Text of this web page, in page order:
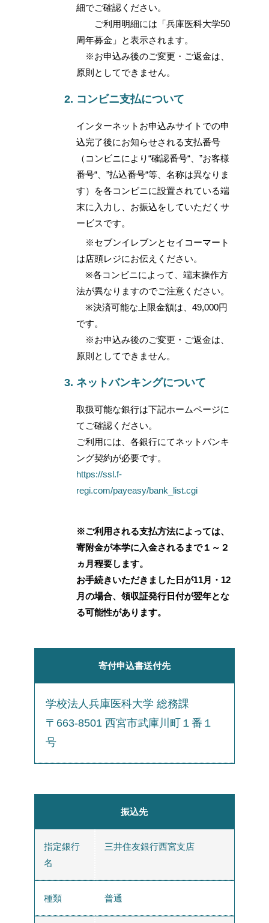
細でご確認ください。
ご利用明細には「兵庫医科大学50
周年募金」と表示されます。
※お申込み後のご変更・ご返金は、
原則としてできません。
コンビニ支払について
インターネットお申込みサイトでの申
込完了後にお知らせされる支払番号
（コンビニにより“確認番号“、”お客様
番号“、”払込番号“等、名称は異なりま
す）を各コンビニに設置されている端
末に入力し、お振込をしていただくサ
ービスです。
※セブンイレブンとセイコーマート
は店頭レジにお伝えください。
※各コンビニによって、端末操作方
法が異なりますのでご注意ください。
※決済可能な上限金額は、49,000円
です。
※お申込み後のご変更・ご返金は、
原則としてできません。
ネットバンキングについて
取扱可能な銀行は下記ホームページに
てご確認ください。
ご利用には、各銀行にてネットバンキ
ング契約が必要です。
https://ssl.f-
regi.com/payeasy/bank_list.cgi
※ご利用される支払方法によっては、
寄附金が本学に入金されるまで１～２
ヵ月程要します。
お手続きいただきました日が11月・12
月の場合、領収証発行日付が翌年とな
る可能性があります。
寄付申込書送付先
学校法人兵庫医科大学 総務課
〒663-8501 西宮市武庫川町１番１
号
振込先
指定銀行
名
三井住友銀行西宮支店
種類 普通